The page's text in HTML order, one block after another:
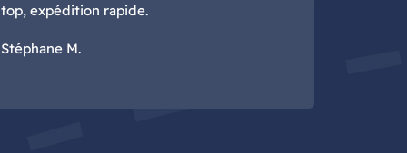
top, expédition rapide.
Stéphane M.